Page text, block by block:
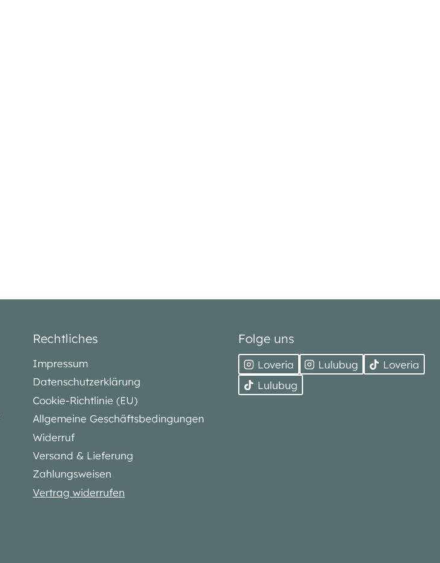
Rechtliches
Impressum
Datenschutzerklärung
Cookie-Richtlinie (EU)
Allgemeine Geschäftsbedingungen
Widerruf
Versand & Lieferung
Zahlungsweisen
Vertrag widerrufen
Folge uns
Loveria Lulubug
Loveria
Lulubug